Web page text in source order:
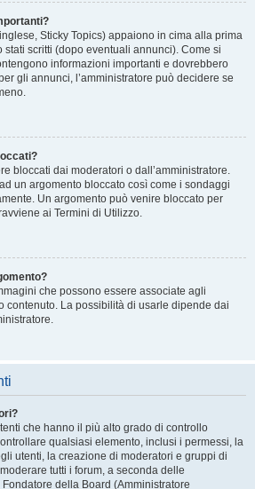
Sticky Topics) appaiono in cima alla prima
scritti (dopo eventuali annunci). Come si
informazioni importanti e dovrebbero
gli annunci, l’amministratore può decidere se
bloccati dai moderatori o dall’amministratore.
un argomento bloccato così come i sondaggi
Un argomento può venire bloccato per
ai Termini di Utilizzo.
che possono essere associate agli
contenuto. La possibilità di usarle dipende dai
che hanno il più alto grado di controllo
qualsiasi elemento, inclusi i permessi, la
utenti, la creazione di moderatori e gruppi di
tutti i forum, a seconda delle
della Board (Amministratore